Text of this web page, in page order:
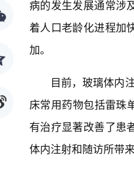
病的发生发展通常涉
着人口老龄化进程加
加。
目前，玻璃体内
床常用药物包括雷珠
有治疗显著改善了患
体内注射和随访所带